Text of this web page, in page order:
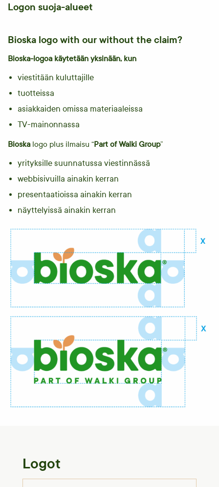
Logon suoja-alueet
Bioska logo with our without the claim?
Bioska-logoa käytetään yksinään, kun
viestitään kuluttajille
tuotteissa
asiakkaiden omissa materiaaleissa
TV-mainonnassa
Bioska logo plus ilmaisu “Part of Walki Group”
yrityksille suunnatussa viestinnässä
webbisivuilla ainakin kerran
presentaatioissa ainakin kerran
näyttelyissä ainakin kerran
Logot